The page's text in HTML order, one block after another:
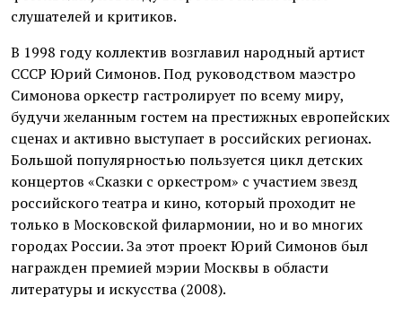
слушателей и критиков.
В 1998 году коллектив возглавил народный артист
СССР Юрий Симонов. Под руководством маэстро
Симонова оркестр гастролирует по всему миру,
будучи желанным гостем на престижных европейских
сценах и активно выступает в российских регионах.
Большой популярностью пользуется цикл детских
концертов «Сказки с оркестром» с участием звезд
российского театра и кино, который проходит не
только в Московской филармонии, но и во многих
городах России. За этот проект Юрий Симонов был
награжден премией мэрии Москвы в области
литературы и искусства (2008).